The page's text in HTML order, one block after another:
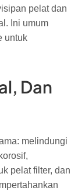
pelat dan
Ini umum
untuk
Dan
melindungi
pelat filter, dan